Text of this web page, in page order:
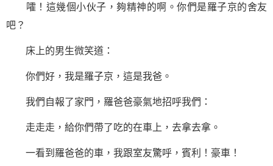
嚯！這幾個小伙子，夠精神的啊。你們是羅子京的舍友
吧？
床上的男生微笑道：
你們好，我是羅子京，這是我爸。
我們自報了家門，羅爸爸豪氣地招呼我們：
走走走，給你們帶了吃的在車上，去拿去拿。
一看到羅爸爸的車，我跟室友驚呼，賓利！豪車！